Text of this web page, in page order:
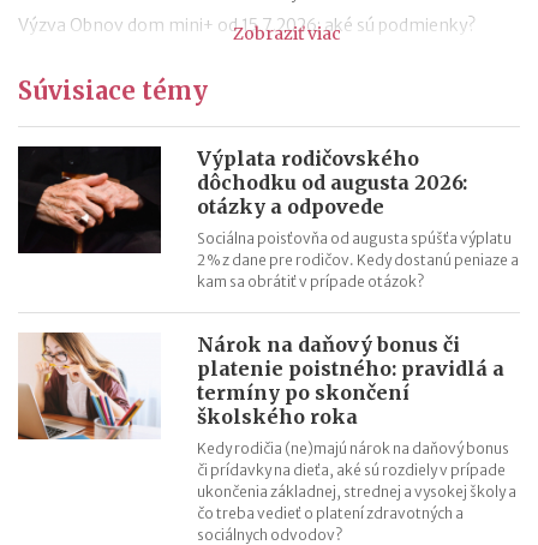
Výzva Obnov dom mini+ od 15.7.2026: aké sú podmienky?
činnosti (AML zákon)
Sviatok sv. Cyrila a Metoda 2026 už bez zatvorených obchodov
Nabíjanie elektromobilu v zahraničí: roaming, aplikácie,
plánovanie cesty
ChatGPT, Gemini a ďalšie AI nástroje: daňové povinnosti pri
Zobraziť viac
Súvisiace témy
Výplata rodičovského
dôchodku od augusta 2026:
otázky a odpovede
Sociálna poisťovňa od augusta spúšťa výplatu
2 % z dane pre rodičov. Kedy dostanú peniaze a
kam sa obrátiť v prípade otázok?
Nárok na daňový bonus či
platenie poistného: pravidlá a
termíny po skončení
školského roka
Kedy rodičia (ne)majú nárok na daňový bonus
či prídavky na dieťa, aké sú rozdiely v prípade
ukončenia základnej, strednej a vysokej školy a
čo treba vedieť o platení zdravotných a
sociálnych odvodov?